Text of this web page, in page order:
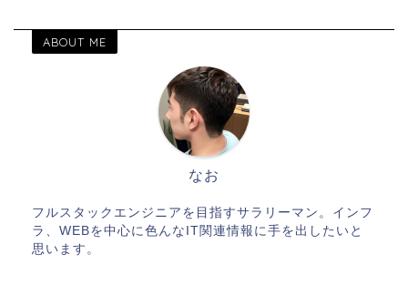
ABOUT ME
なお
フルスタックエンジニアを目指すサラリーマン。インフ
ラ、WEBを中心に色んなIT関連情報に手を出したいと
思います。